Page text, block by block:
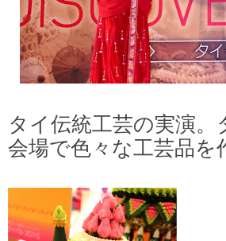
タイ伝統工芸の実演
会場で色々な工芸品を